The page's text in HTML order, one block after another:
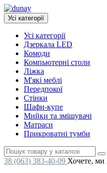
Усі категорії
Усі категорії
Дзеркала LED
Комоди
Компьютерні столи
Ліжка
М'які меблі
Передпокої
Стінки
Шафи-купе
Мийки та змішувачі
Матраси
Прикроватні тумби
38 (063) 383-40-09 Хочете, ми